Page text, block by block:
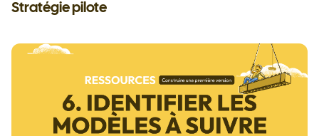
Stratégie pilote